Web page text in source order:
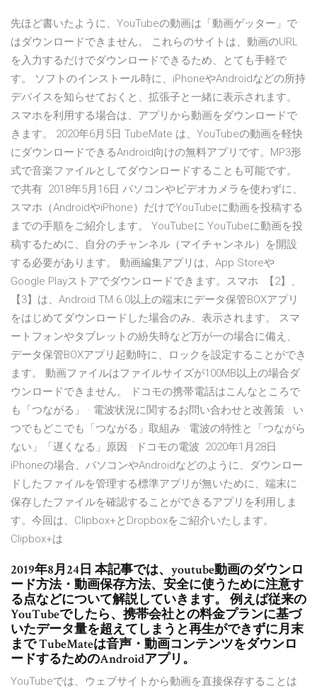
先ほど書いたように、YouTubeの動画は「動画ゲッター」で
はダウンロードできません。 これらのサイトは、動画のURL
を入力するだけでダウンロードできるため、とても手軽で
す。 ソフトのインストール時に、iPhoneやAndroidなどの所持
デバイスを知らせておくと、拡張子と一緒に表示されます。
スマホを利用する場合は、アプリから動画をダウンロードで
きます。 2020年6月5日 TubeMate は、YouTubeの動画を軽快
にダウンロードできるAndroid向けの無料アプリです。MP3形
式で音楽ファイルとしてダウンロードすることも可能です。
で共有 2018年5月16日 パソコンやビデオカメラを使わずに、
スマホ（AndroidやiPhone）だけでYouTubeに動画を投稿する
までの手順をご紹介します。 YouTubeに YouTubeに動画を投
稿するために、自分のチャンネル（マイチャンネル）を開設
する必要があります。 動画編集アプリは、App Storeや
Google Playストアでダウンロードできます。スマホ 【2】、
【3】は、Android TM 6.0以上の端末にデータ保管BOXアプリ
をはじめてダウンロードした場合のみ、表示されます。 スマ
ートフォンやタブレットの紛失時など万が一の場合に備え、
データ保管BOXアプリ起動時に、ロックを設定することができ
ます。 動画ファイルはファイルサイズが100MB以上の場合ダ
ウンロードできません。 ドコモの携帯電話はこんなところで
も「つながる」 · 電波状況に関するお問い合わせと改善策 · い
つでもどこでも「つながる」取組み · 電波の特性と「つながら
ない」「遅くなる」原因 · ドコモの電波 2020年1月28日
iPhoneの場合、パソコンやAndroidなどのように、ダウンロー
ドしたファイルを管理する標準アプリが無いために、端末に
保存したファイルを確認することができるアプリを利用しま
す。今回は、Clipbox+とDropboxをご紹介いたします。
Clipbox+は
2019年8月24日 本記事では、youtube動画のダウンロ
ード方法・動画保存方法、安全に使うために注意す
る点などについて解説していきます。 例えば従来の
YouTubeでしたら、携帯会社との料金プランに基づ
いたデータ量を超えてしまうと再生ができずに月末
まで TubeMateは音声・動画コンテンツをダウンロ
ードするためのAndroidアプリ。
YouTubeでは、ウェブサイトから動画を直接保存することは